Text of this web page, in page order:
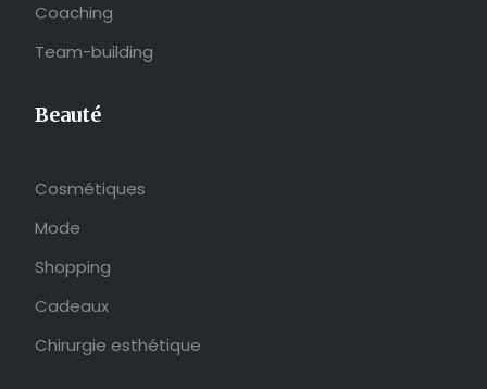
Coaching
Team-building
Beauté
Cosmétiques
Mode
Shopping
Cadeaux
Chirurgie esthétique